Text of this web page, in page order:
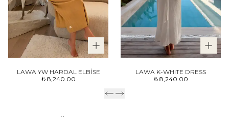
LAWA YW HARDAL ELBİSE
₺ 8,240.00
LAWA K-WHITE DRESS
₺ 8,240.00